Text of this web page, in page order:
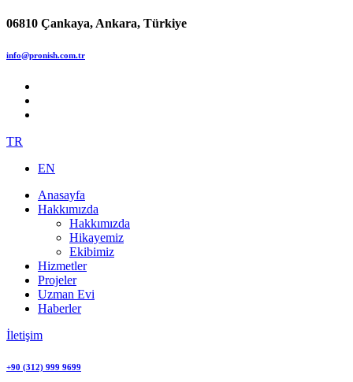
06810 Çankaya, Ankara, Türkiye
info@pronish.com.tr
TR
EN
Anasayfa
Hakkımızda
Hakkımızda
Hikayemiz
Ekibimiz
Hizmetler
Projeler
Uzman Evi
Haberler
İletişim
+90 (312) 999 9699